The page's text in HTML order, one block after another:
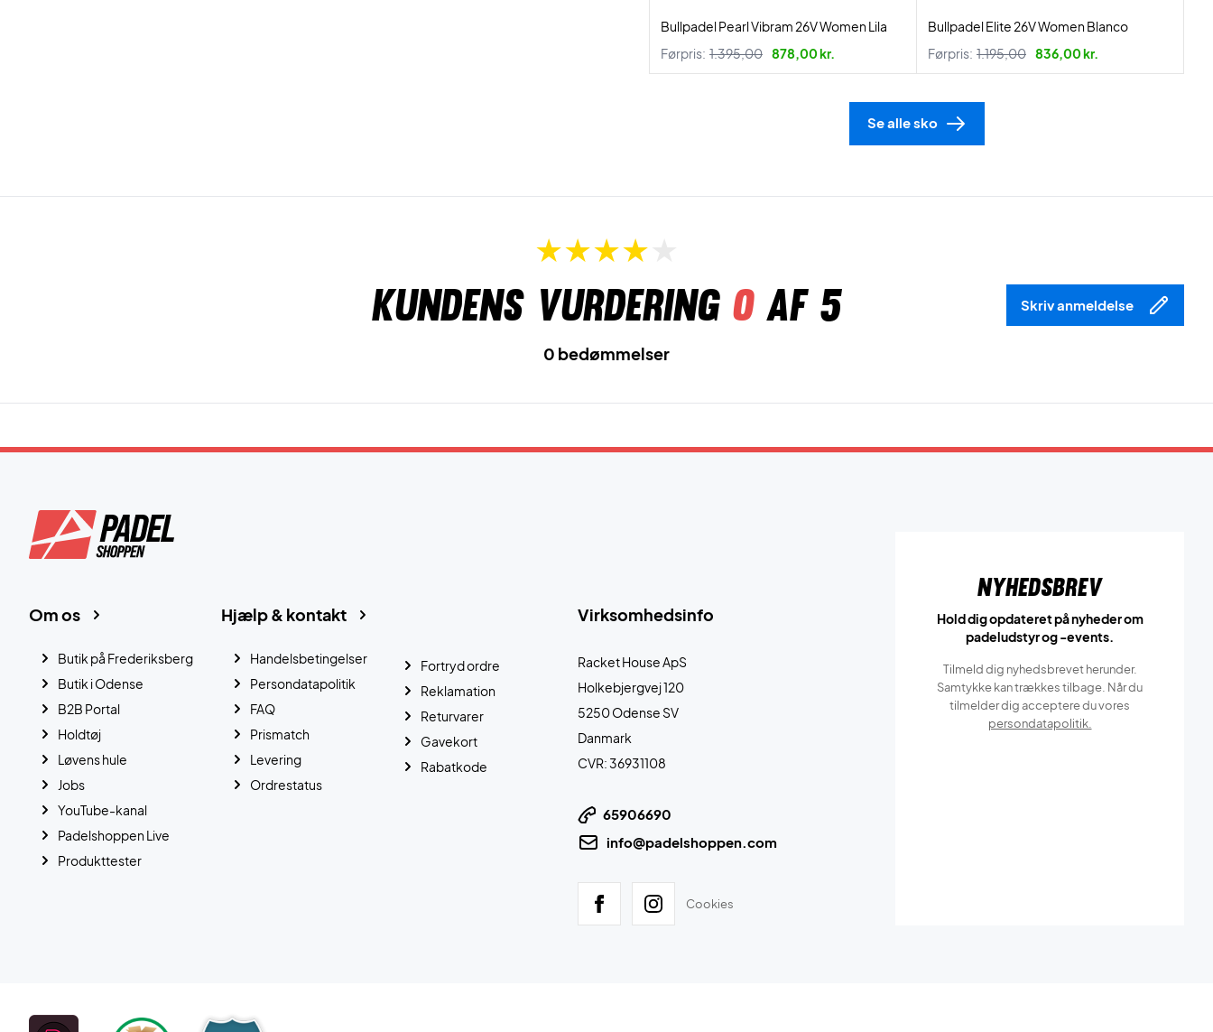
Bullpadel Pearl Vibram 26V Women Lila
Førpris: 1.395,00 878,00 kr.
Bullpadel Elite 26V Women Blanco
Førpris: 1.195,00 836,00 kr.
Se alle sko
Kundens vurdering 0af 5 Skriv anmeldelse
0 bedømmelser
Virksomhedsinfo
Racket House ApS
Holkebjergvej 120
5250 Odense SV
Danmark
CVR: 36931108
65906690
info@padelshoppen.com
Cookies
Hjælp & kontakt
Handelsbetingelser
Persondatapolitik
FAQ
Prismatch
Levering
Ordrestatus
Fortryd ordre
Reklamation
Returvarer
Gavekort
Rabatkode
Om os
Butik på Frederiksberg
Butik i Odense
B2B Portal
Holdtøj
Løvens hule
Jobs
YouTube-kanal
Padelshoppen Live
Produkttester
Nyhedsbrev
Hold dig opdateret på nyheder om
padeludstyr og -events.
Tilmeld dig nyhedsbrevet herunder.
Samtykke kan trækkes tilbage. Når du
tilmelder dig acceptere du vores
persondatapolitik.